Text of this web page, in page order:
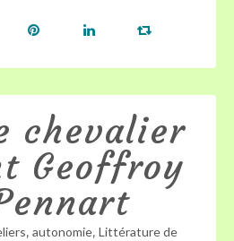
chevalier
Geoffroy
, autonomie, Littérature de